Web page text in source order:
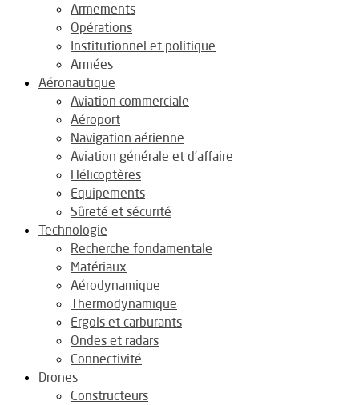
Armements
Opérations
Institutionnel et politique
Armées
Aéronautique
Aviation commerciale
Aéroport
Navigation aérienne
Aviation générale et d’affaire
Hélicoptères
Equipements
Sûreté et sécurité
Technologie
Recherche fondamentale
Matériaux
Aérodynamique
Thermodynamique
Ergols et carburants
Ondes et radars
Connectivité
Drones
Constructeurs